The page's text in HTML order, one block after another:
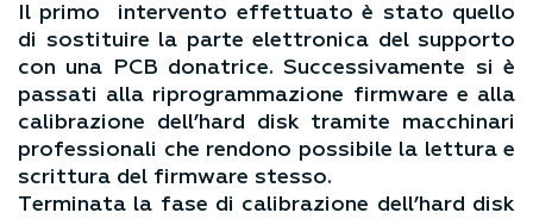
Il primo intervento effettuato è stato quello
di sostituire la parte elettronica del supporto
con una PCB donatrice. Successivamente si è
passati alla riprogrammazione firmware e alla
calibrazione dell’hard disk tramite macchinari
professionali che rendono possibile la lettura e
scrittura del firmware stesso.
Terminata la fase di calibrazione dell’hard disk